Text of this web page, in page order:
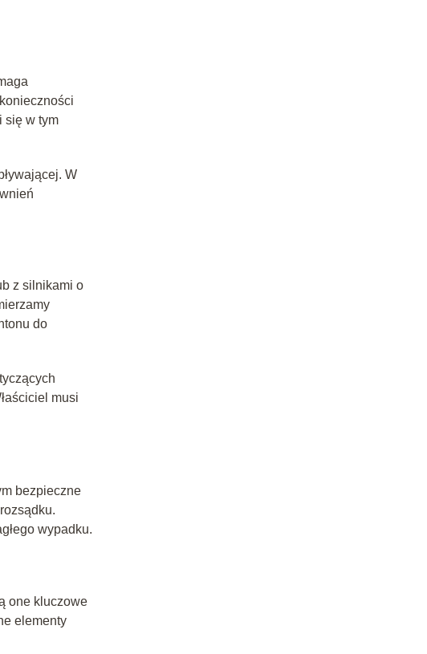
się w tym
W
z silnikami o
do
musi
bezpieczne
wypadku.
one kluczowe
elementy